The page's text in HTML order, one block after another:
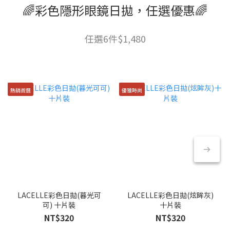
🌈彩色隱形眼鏡日拋，任選優惠🌈
任選6件$1,480
熱銷首選
LACELLE彩色日拋(暮光可
可) 十片裝
NT$320
優雅時尚
LACELLE彩色日拋(炫眸灰)
十片裝
NT$320